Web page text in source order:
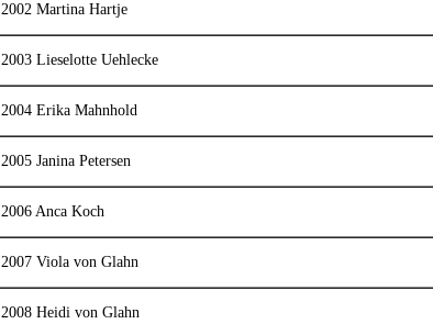
2002 Martina Hartje
2003 Lieselotte Uehlecke
2004 Erika Mahnhold
2005 Janina Petersen
2006 Anca Koch
2007 Viola von Glahn
2008 Heidi von Glahn